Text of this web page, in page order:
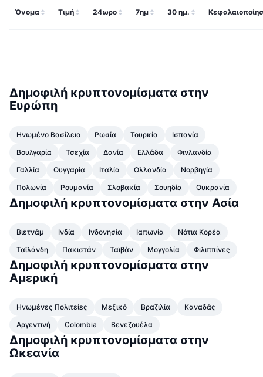
Αποδόσεις
Δημοφιλή
Προσεχώς
Προστέθηκε πρόσφατα
Κερδισμένα & Χαμένα
Κατάταξη αλυσίδων
Αγορές πρόβλεψης
Δημοφιλή
Μπιτκόιν Θησαυροφυλάκια
Δείκτες
Δείκτης Φόβου και Απληστίας
Δείκτης εποχής των altcoins
Δείκτες κύκλου αγοράς
Δείκτης CoinMarketCap 100
Ροές ETF
Crypto ETFs
Κερδισμένοι
Παράγωγα
Παράγωγα
Θέματα
Αίσθημα
API
Επιχείρηση
Πόροι
Τεκμηρίωση
Ενσωματώσεις AI
Κόμβος Agent της CMC
CMC MCP
Προϊόντα
Ενημερωτικό δελτίο
CMC Labs
Κορυφαίες Ειδήσεις
Telegram Bot
Διαφήμιση
Γραφικά Στοιχεία Ιστότοπου
Εκμάθηση
Όνομα Τιμή 24ωρο 7ημ 30 ημ.
Δημοφιλή κρυπτονομίσματα στην
Ευρώπη
Ηνωμένο Βασίλειο Ρωσία Τουρκία
Ισπανία
Βουλγαρία
Τσεχία Δανία Ελλάδα
Φινλανδία
Γαλλία
Ουγγαρία Ιταλία Ολλανδία
Νορβηγία
Πολωνία
Ρουμανία Σλοβακία Σουηδία Ουκρανία
Δημοφιλή κρυπτονομίσματα στην Ασία
Βιετνάμ Ινδία Ινδονησία Ιαπωνία
Νότια Κορέα
Ταϊλάνδη
Πακιστάν Ταϊβάν Μογγολία Φιλιππίνες
Δημοφιλή κρυπτονομίσματα στην
Αμερική
Ηνωμένες Πολιτείες Μεξικό Βραζιλία
Καναδάς
Αργεντινή
Colombia Βενεζουέλα
Δημοφιλή κρυπτονομίσματα στην
Ωκεανία